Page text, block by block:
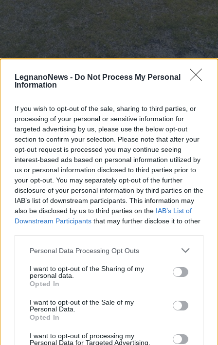
LegnanoNews - Do Not Process My Personal
Information
If you wish to opt-out of the sale, sharing to third parties, or
processing of your personal or sensitive information for
targeted advertising by us, please use the below opt-out
section to confirm your selection. Please note that after your
opt-out request is processed you may continue seeing
interest-based ads based on personal information utilized by
us or personal information disclosed to third parties prior to
your opt-out. You may separately opt-out of the further
disclosure of your personal information by third parties on the
IAB’s list of downstream participants. This information may
also be disclosed by us to third parties on the IAB’s List of
Downstream Participants that may further disclose it to other
Personal Data Processing Opt Outs
I want to opt-out of the Sharing of my
personal data.
Opted In
I want to opt-out of the Sale of my
Personal Data.
Opted In
I want to opt-out of processing my
Personal Data for Targeted Advertising.
I volontari del Wwf puliscono l’Olona a
4 di 33
TAG Fiume Olona
Legambiente
Legnano
Leggi l'articolo:
il fiume a Legnano